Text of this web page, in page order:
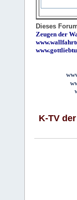
Dieses
Zeugen der
K-TV